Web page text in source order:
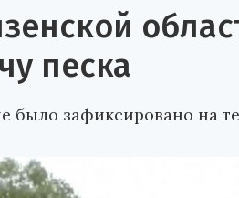
песка
было зафиксировано на